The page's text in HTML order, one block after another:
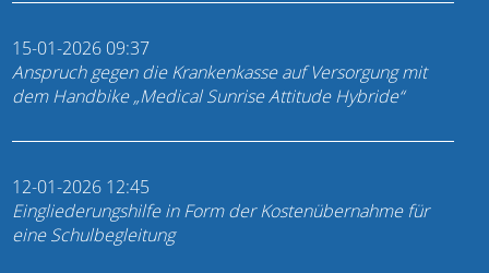
15-01-2026 09:37
Anspruch gegen die Krankenkasse auf Versorgung mit
dem Handbike „Medical Sunrise Attitude Hybride“
12-01-2026 12:45
Eingliederungshilfe in Form der Kostenübernahme für
eine Schulbegleitung